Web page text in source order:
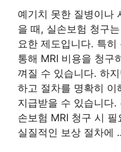
예기치 못한 질병이나
을 때, 실손보험 청구
요한 제도입니다. 특
통해 MRI 비용을 청구
껴질 수 있습니다. 하
하고 절차를 명확히 이
지급받을 수 있습니다.
손보험 MRI 청구 시
실질적인 보상 절차에